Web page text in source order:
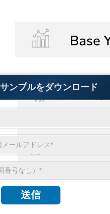
ンプルをダウンロード
送信